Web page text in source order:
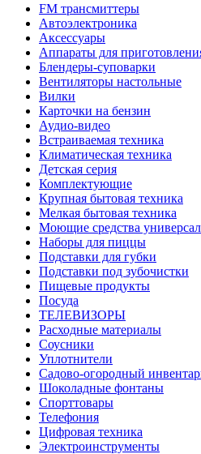
FM трансмиттеры
Автоэлектроника
Аксессуары
Аппараты для
Блендеры-суповарки
Вентиляторы настольные
Вилки
Карточки на бензин
Аудио-видео
Встраиваемая техника
Климатическая техника
Детская серия
Комплектующие
Крупная бытовая техника
Мелкая бытовая техника
Моющие средства
Наборы для пиццы
Подставки для губки
Подставки под зубочистки
Пищевые продукты
Посуда
ТЕЛЕВИЗОРЫ
Расходные материалы
Соусники
Уплотнители
Садово-огородный
Шоколадные фонтаны
Спорттовары
Телефония
Цифровая техника
Электроинструменты